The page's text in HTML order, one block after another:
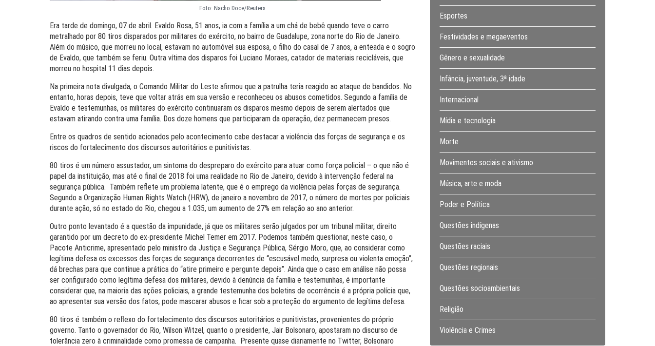
Foto: Nacho Doce/Reuters
Era tarde de domingo, 07 de abril. Evaldo Rosa, 51 anos, ia com a família a um chá de bebê quando teve o carro
metralhado por 80 tiros disparados por militares do exército, no bairro de Guadalupe, zona norte do Rio de Janeiro.
Além do músico, que morreu no local, estavam no automóvel sua esposa, o filho do casal de 7 anos, a enteada e o sogro
de Evaldo, que também se feriu. Outra vítima dos disparos foi Luciano Moraes, catador de materiais recicláveis, que
morreu no hospital 11 dias depois.
Na primeira nota divulgada, o Comando Militar do Leste afirmou que a patrulha teria reagido ao ataque de bandidos. No
entanto, horas depois, teve que voltar atrás em sua versão e reconheceu os abusos cometidos. Segundo a família de
Evaldo e testemunhas, os militares do exército continuaram os disparos mesmo depois de serem alertados que
estavam atirando contra uma família. Dos doze homens que participaram da operação, dez permanecem presos.
Entre os quadros de sentido acionados pelo acontecimento cabe destacar a violência das forças de segurança e os
riscos do fortalecimento dos discursos autoritários e punitivistas.
80 tiros é um número assustador, um sintoma do despreparo do exército para atuar como força policial – o que não é
papel da instituição, mas até o final de 2018 foi uma realidade no Rio de Janeiro, devido à intervenção federal na
segurança pública. Também reflete um problema latente, que é o emprego da violência pelas forças de segurança.
Segundo a Organização Human Rights Watch (HRW), de janeiro a novembro de 2017, o número de mortes por policiais
durante ação, só no estado do Rio, chegou a 1.035, um aumento de 27% em relação ao ano anterior.
Outro ponto levantado é a questão da impunidade, já que os militares serão julgados por um tribunal militar, direito
garantido por um decreto do ex-presidente Michel Temer em 2017. Podemos também questionar, neste caso, o
Pacote Anticrime, apresentado pelo ministro da Justiça e Segurança Pública, Sérgio Moro, que, ao considerar como
legítima defesa os excessos das forças de segurança decorrentes de “escusável medo, surpresa ou violenta emoção”,
dá brechas para que continue a prática do “atire primeiro e pergunte depois”. Ainda que o caso em análise não possa
ser configurado como legítima defesa dos militares, devido à denúncia da família e testemunhas, é importante
considerar que, na maioria das ações policiais, a grande testemunha dos boletins de ocorrência é a própria polícia que,
ao apresentar sua versão dos fatos, pode mascarar abusos e ficar sob a proteção do argumento de legítima defesa.
80 tiros é também o reflexo do fortalecimento dos discursos autoritários e punitivistas, provenientes do próprio
governo. Tanto o governador do Rio, Wilson Witzel, quanto o presidente, Jair Bolsonaro, apostaram no discurso de
tolerância zero à criminalidade como promessa de campanha. Presente quase diariamente no Twitter, Bolsonaro
Esportes
Festividades e megaeventos
Gênero e sexualidade
Infância, juventude, 3ª idade
Internacional
Mídia e tecnologia
Morte
Movimentos sociais e ativismo
Música, arte e moda
Poder e Política
Questões indígenas
Questões raciais
Questões regionais
Questões socioambientais
Religião
Violência e Crimes